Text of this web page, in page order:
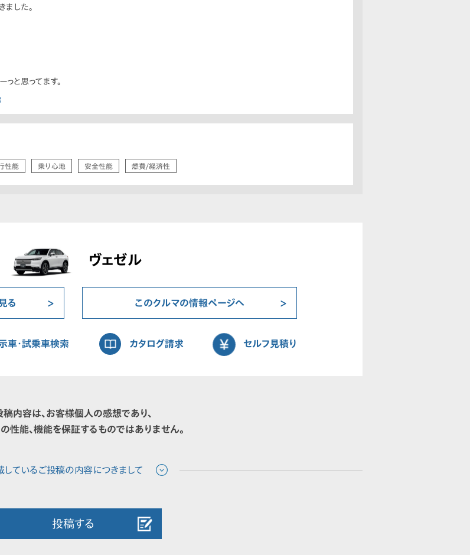
した。
と思ってます。
性能 乗り心地 安全性能 燃費/経済性
ヴェゼル
る このクルマの情報ページへ
車・試乗車検索 カタログ請求 セルフ見積り
稿内容は、お客様個人の感想であり、
性能、機能を保証するものではありません。
投稿する